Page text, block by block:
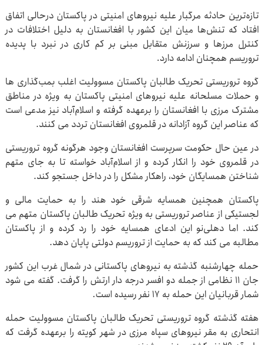
تازه‌ترین حادثه مرگبار علیه نیروهای امنیتی در پاکستان درحالی اتفاق
افتاد که تنش‌ها میان این کشور با افغانستان به دلیل اختلافات در
کنترل مرزها و سرزنش متقابل مبنی بر کم کاری در نبرد با پدیده
تروریسم همچنان ادامه دارد.
گروه تروریستی تحریک طالبان پاکستان مسوولیت اغلب بمب‌گذاری ها
و حملات مسلحانه علیه نیروهای امنیتی پاکستان به ویژه در مناطق
مشترک مرزی با افغانستان را برعهده گرفته و اسلام‌آباد نیز مدعی است
که عناصر این گروه آزادانه در قلمروی افغانستان تردد می کنند.
در عین حال حکومت سرپرست افغانستان وجود هرگونه گروه تروریستی
در قلمروی خود را انکار کرده و از اسلام‌آباد خواسته تا به جای متهم
شناختن همسایگان خود، راهکار مشکل را در داخل جستجو کند.
پاکستان همچنین همسایه شرقی خود هند را به حمایت مالی و
لجستیکی از عناصر تروریستی به ویژه تحریک طالبان پاکستان متهم می
کند. اما دهلی‌نو این ادعای همسایه خود را رد کرده و از پاکستان
مطالبه می کند که به حمایت از تروریسم دولتی پایان دهد.
حمله چهارشنبه گذشته به نیروهای پاکستانی در شمال غرب این کشور
جان ۱۱ نظامی از جمله دو افسر درجه دار ارتش را گرفت. گفته می شود
شمار قربانیان این حمله به ۱۷ نفر رسیده است.
هفته گذشته گروه تروریستی تحریک طالبان پاکستان مسوولیت حمله
انتحاری به مقر نیروهای سپاه مرزی در شهر کویته را برعهده گرفت که